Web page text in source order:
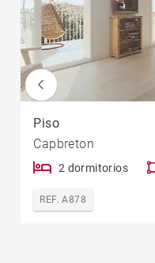
Piso
Capbreton
2 dormitorios
REF. A878